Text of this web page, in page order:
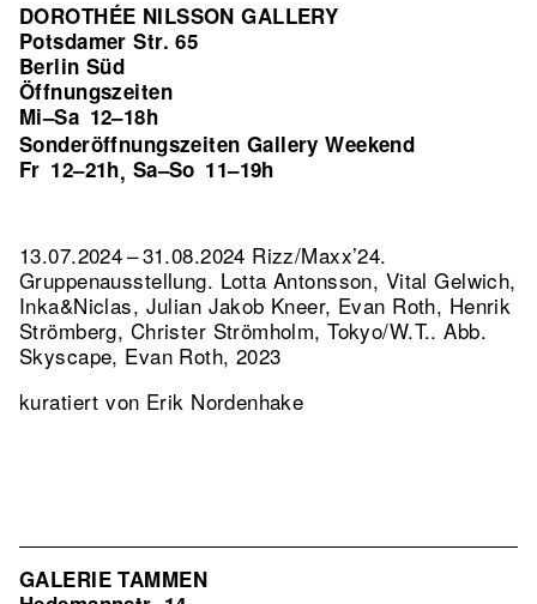
DOROTHÉE NILSSON GALLERY
Potsdamer Str. 65
Berlin Süd
Öffnungszeiten
Mi–Sa 12–18h
Sonderöffnungszeiten Gallery Weekend
Fr 12–21h, Sa–So 11–19h
13.07.2024 – 31.08.2024 Rizz/Maxx’24.
Gruppenausstellung. Lotta Antonsson, Vital Gelwich,
Inka&Niclas, Julian Jakob Kneer, Evan Roth, Henrik
Strömberg, Christer Strömholm, Tokyo/W.T..Abb.
Skyscape, Evan Roth, 2023
kuratiert von Erik Nordenhake
GALERIE TAMMEN